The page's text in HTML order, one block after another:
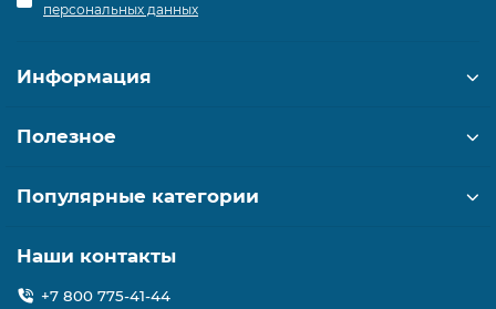
персональных данных
Информация
Полезное
Популярные категории
Наши контакты
+7 800 775-41-44